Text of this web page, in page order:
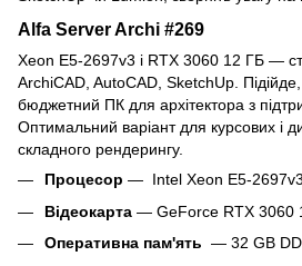
Alfa Server Archi #269
Xeon E5-2697v3 і RTX 3060 12 ГБ —
ArchiCAD, AutoCAD, SketchUp.
бюджетний ПК для архітектора з
Оптимальний варіант для курсових і
складного рендерингу.
Процесор — Intel Xeon E5-2697v3
Відеокарта — GeForce RTX 3060
Оперативна пам'ять — 32 GB